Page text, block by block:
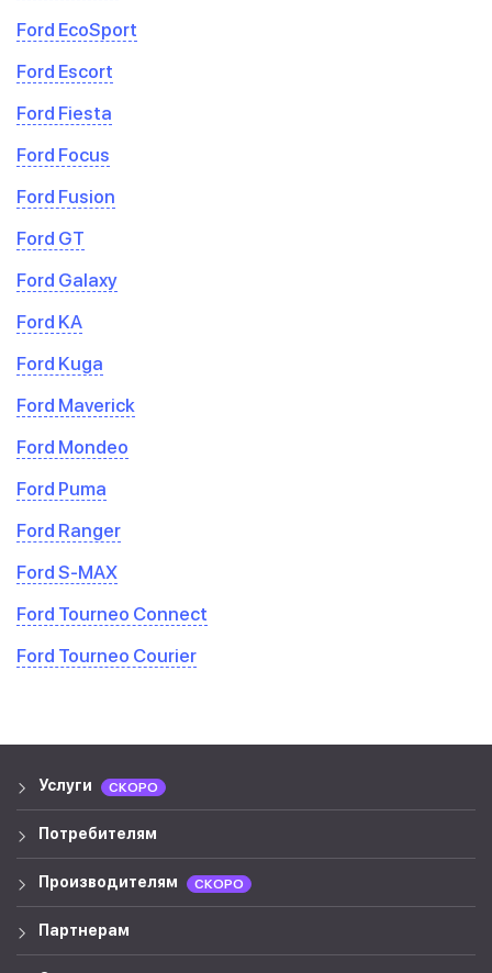
Ford EcoSport
Ford Escort
Ford Fiesta
Ford Focus
Ford Fusion
Ford GT
Ford Galaxy
Ford KA
Ford Kuga
Ford Maverick
Ford Mondeo
Ford Puma
Ford Ranger
Ford S-MAX
Ford Tourneo Connect
Ford Tourneo Courier
Услуги СКОРО
Потребителям
Производителям СКОРО
Партнерам